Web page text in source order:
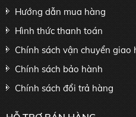
Hướng dẫn mua hàng
Hình thức thanh toán
Chính sách vận chuyển giao
Chính sách bảo hành
Chính sách đổi trả hàng